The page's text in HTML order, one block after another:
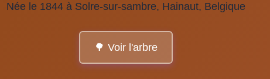
Née le 1844 à Solre-sur-sambre, Hainaut, Belgique
🌳 Voir l'arbre